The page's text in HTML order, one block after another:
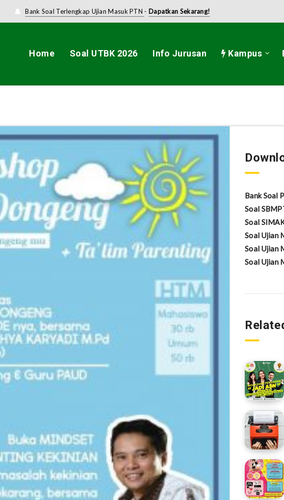
Bank Soal Terlengkap Ujian Masuk PTN - Dapatkan Sekarang!
Home Soal UTBK 2026 Info Jurusan Kampus
Bank Soal
Soal
Soal
Soal Ujian
Soal Ujian
Soal Ujian